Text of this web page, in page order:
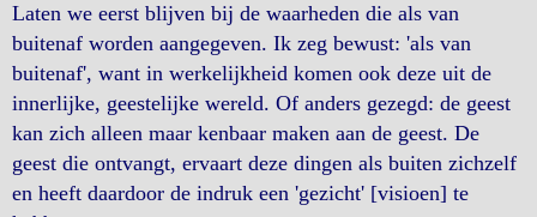
Laten we eerst blijven bij de waarheden die als van
buitenaf worden aangegeven. Ik zeg bewust: 'als van
buitenaf', want in werkelijkheid komen ook deze uit de
innerlijke, geestelijke wereld. Of anders gezegd: de geest
kan zich alleen maar kenbaar maken aan de geest. De
geest die ontvangt, ervaart deze dingen als buiten zichzelf
en heeft daardoor de indruk een 'gezicht' [visioen] te